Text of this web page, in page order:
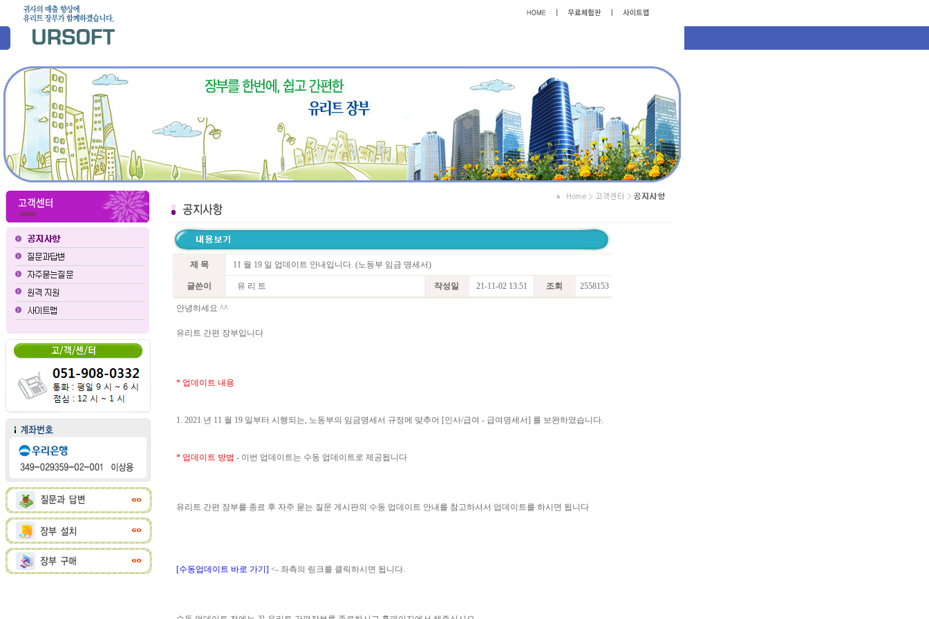
제 목 11 월 19 일 업데이트 안내입니다. (노동부 임금 명세서)
글쓴이 유 리 트 작성일 21-11-02 13:51 조회 2558153
안녕하세요 ^^
유리트 간편 장부입니다
* 업데이트 내용
1. 2021 년 11 월 19 일부터 시행되는, 노동부의 임금명세서 규정에 맞추어 [인사/급여 - 급여명세서] 를 보완하였습니다.
* 업데이트 방법 - 이번 업데이트는 수동 업데이트로 제공됩니다
유리트 간편 장부를 종료 후 자주 묻는 질문 게시판의 수동 업데이트 안내를 참고하셔서 업데이트를 하시면 됩니다
[수동업데이트 바로 가기] <- 좌측의 링크를 클릭하시면 됩니다.